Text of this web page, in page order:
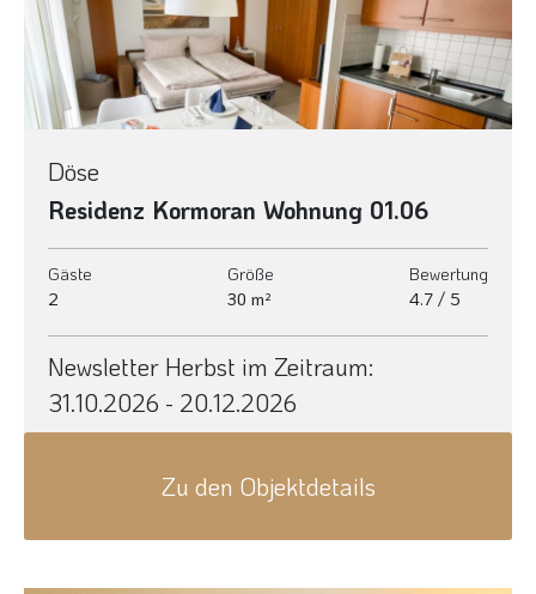
Next
Döse
Residenz Kormoran Wohnung 01.06
Gäste
2
Größe
30 m²
Bewertung
4.7 / 5
Newsletter Herbst im Zeitraum:
31.10.2026 - 20.12.2026
Zu den Objektdetails